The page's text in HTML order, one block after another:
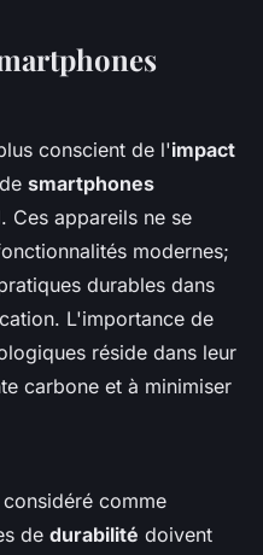
conscient de l'impact
smartphones
Ces appareils ne se
modernes;
durables dans
L'importance de
réside dans leur
carbone et à minimiser
comme
de durabilité doivent